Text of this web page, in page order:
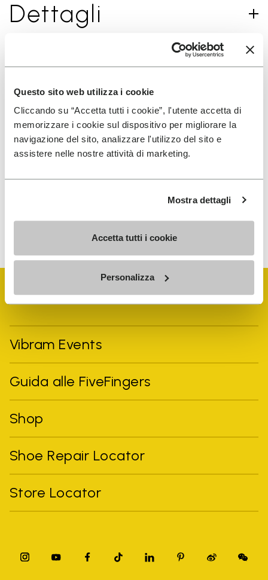
Questo sito web utilizza i cookie
Cliccando su “Accetta tutti i cookie”, l'utente accetta di
memorizzare i cookie sul dispositivo per migliorare la
navigazione del sito, analizzare l'utilizzo del sito e
assistere nelle nostre attività di marketing.
Mostra dettagli
Accetta tutti i cookie
Personalizza
Dettagli
Ho letto l'Informativa Privacydi Vibram e
acconsento al trattamento dei miei dati personali
Informativa sulla privacy. È possibile annullare l'iscrizione in
Vibram Events
Guida alle FiveFingers
Shop
Shoe Repair Locator
Store Locator